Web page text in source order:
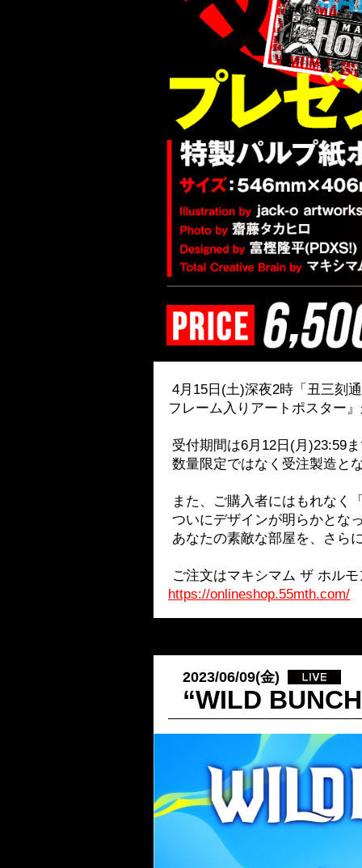
4月15日(土)深夜2時「丑三刻
フレーム入りアートポスター
受付期間は6月12日(月)23:59
数量限定ではなく受注製造と
また、ご購入者にはもれなく
ついにデザインが明らかとな
あなたの素敵な部屋を、さら
ご注文はマキシマム ザ ホル
https://onlineshop.55mth.com/
2023/06/09(金)
“WILD